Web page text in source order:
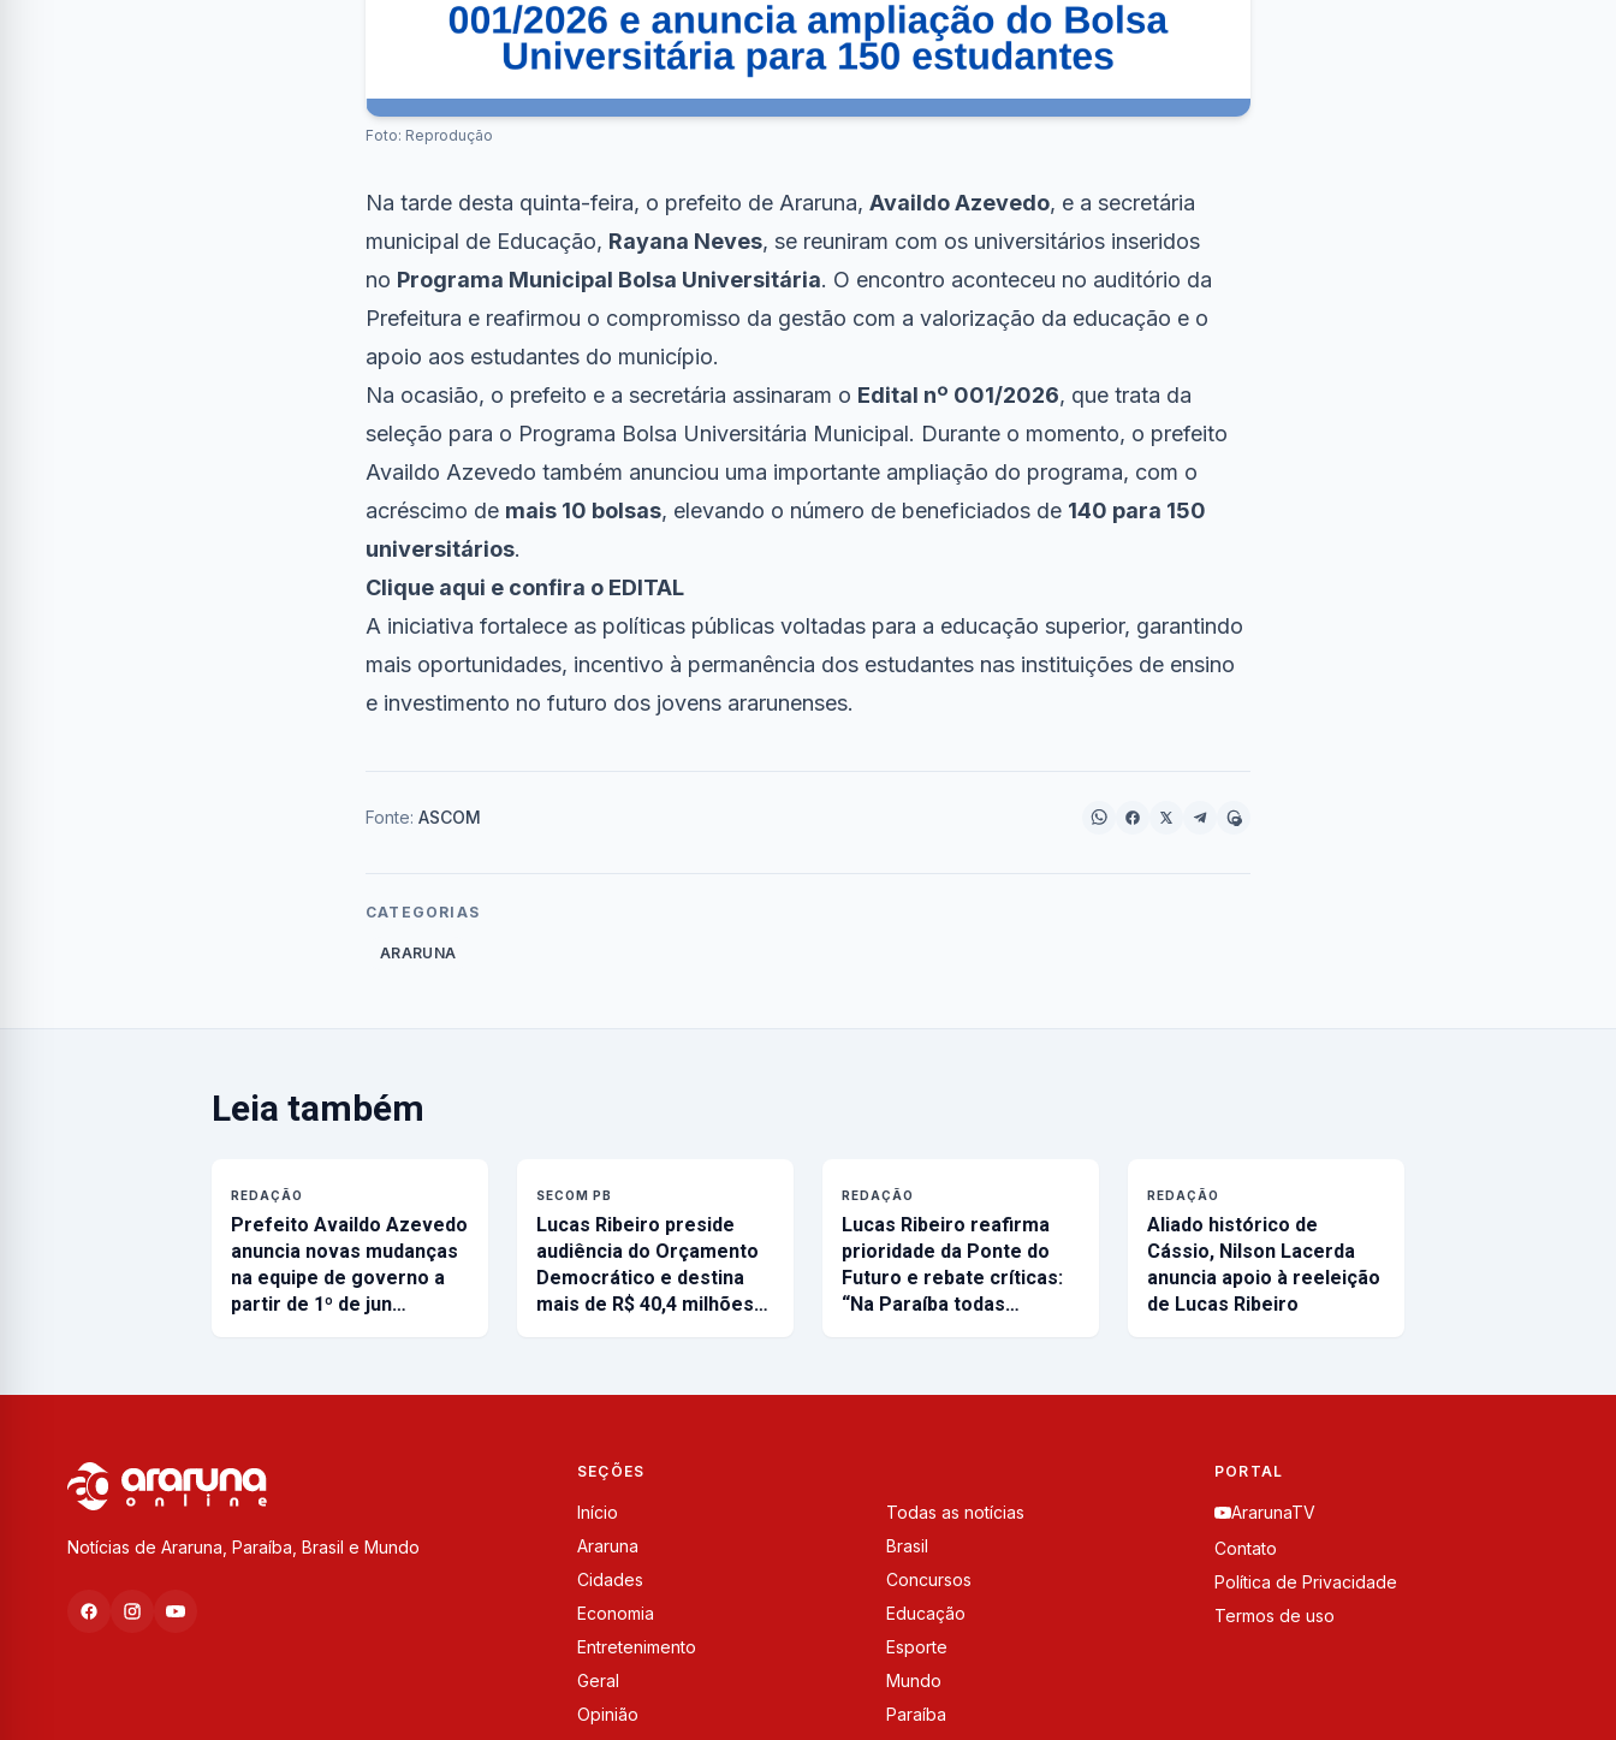
Foto: Reprodução
Na tarde desta quinta-feira, o prefeito de Araruna, Availdo Azevedo, e a secretária
municipal de Educação, Rayana Neves, se reuniram com os universitários inseridos
no Programa Municipal Bolsa Universitária. O encontro aconteceu no auditório da
Prefeitura e reafirmou o compromisso da gestão com a valorização da educação e o
apoio aos estudantes do município.
Na ocasião, o prefeito e a secretária assinaram o Edital nº 001/2026, que trata da
seleção para o Programa Bolsa Universitária Municipal. Durante o momento, o prefeito
Availdo Azevedo também anunciou uma importante ampliação do programa, com o
acréscimo de mais 10 bolsas, elevando o número de beneficiados de 140 para 150
universitários.
Clique aqui e confira o EDITAL
A iniciativa fortalece as políticas públicas voltadas para a educação superior, garantindo
mais oportunidades, incentivo à permanência dos estudantes nas instituições de ensino
e investimento no futuro dos jovens ararunenses.
Fonte: ASCOM
CATEGORIAS
ARARUNA
Leia também
REDAÇÃO
Prefeito Availdo Azevedo
anuncia novas mudanças
na equipe de governo a
partir de 1º de jun…
SECOM PB
Lucas Ribeiro preside
audiência do Orçamento
Democrático e destina
mais de R$ 40,4 milhões…
REDAÇÃO
Lucas Ribeiro reafirma
prioridade da Ponte do
Futuro e rebate críticas:
“Na Paraíba todas…
REDAÇÃO
Aliado histórico de
Cássio, Nilson Lacerda
anuncia apoio à reeleição
de Lucas Ribeiro
Notícias de Araruna, Paraíba, Brasil e Mundo
SEÇÕES
Início
Todas as notícias
Araruna
Brasil
Cidades
Concursos
Economia
Educação
Entretenimento
Esporte
Geral
Mundo
Opinião
Paraíba
PORTAL
ArarunaTV
Contato
Política de Privacidade
Termos de uso